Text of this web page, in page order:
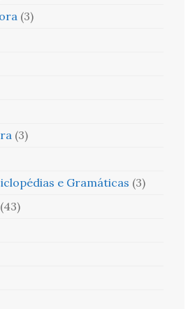
(3)
(3)
e Gramáticas (3)
(43)